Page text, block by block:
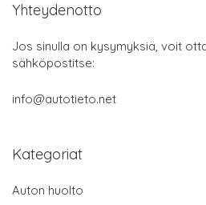
Yhteydenotto
Jos sinulla on kysymyksiä, voit
sähköpostitse:
info@autotieto.net
Kategoriat
Auton huolto